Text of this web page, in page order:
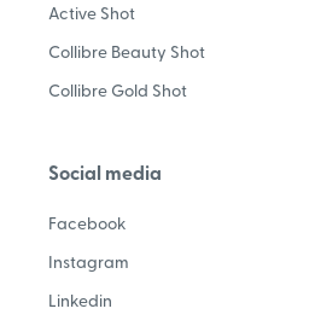
Active Shot
Collibre Beauty Shot
Collibre Gold Shot
Social media
Facebook
Instagram
Linkedin